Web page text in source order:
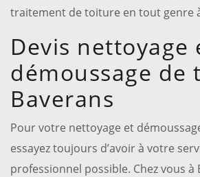
traitement de toiture en tout genre
Devis nettoyage
démoussage de
Baverans
Pour votre nettoyage et
essayez toujours d’avoir à votre
professionnel possible. Chez vous à